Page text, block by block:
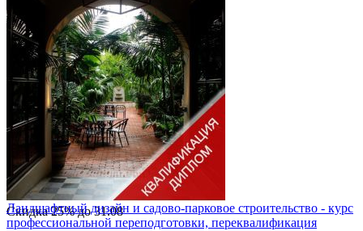
Скидка25%до31.08
Ландшафтный дизайн и садово-парковое строительство - курс
профессиональной переподготовки, переквалификация